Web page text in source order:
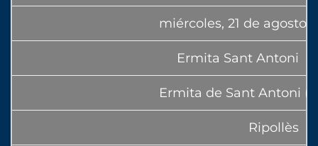
miércoles, 21 de agosto
Ermita Sant Antoni
Ermita de Sant Antoni
Ripollès